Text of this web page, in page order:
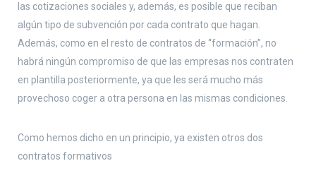
las cotizaciones sociales y, además, es posible que reciban
algún tipo de subvención por cada contrato que hagan.
Además, como en el resto de contratos de “formación”, no
habrá ningún compromiso de que las empresas nos contraten
en plantilla posteriormente, ya que les será mucho más
provechoso coger a otra persona en las mismas condiciones.
Como hemos dicho en un principio, ya existen otros dos
contratos formativos